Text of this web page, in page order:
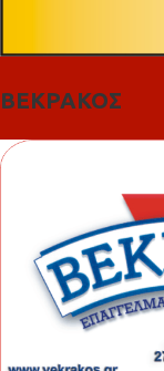
ΒΕΚΡΑΚΟΣ